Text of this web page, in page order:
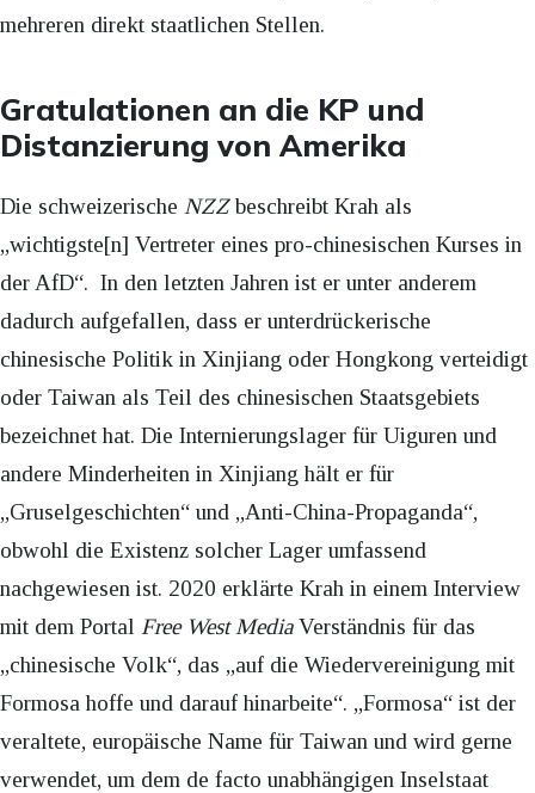
mehreren direkt staatlichen Stellen.
Gratulationen an die KP und
Distanzierung von Amerika
Die schweizerische NZZbeschreibt Krah als
„wichtigste[n] Vertreter eines pro-chinesischen Kurses in
der AfD“. In den letzten Jahren ist er unter anderem
dadurch aufgefallen, dass er unterdrückerische
chinesische Politik in Xinjiang oder Hongkong verteidigt
oder Taiwan als Teil des chinesischen Staatsgebiets
bezeichnet hat. Die Internierungslager für Uiguren und
andere Minderheiten in Xinjiang hält er für
„Gruselgeschichten“ und „Anti-China-Propaganda“,
obwohl die Existenz solcher Lager umfassend
nachgewiesen ist. 2020 erklärte Krah in einem Interview
mit dem Portal Free West MediaVerständnis für das
„chinesische Volk“, das „auf die Wiedervereinigung mit
Formosa hoffe und darauf hinarbeite“. „Formosa“ ist der
veraltete, europäische Name für Taiwan und wird gerne
verwendet, um dem de facto unabhängigen Inselstaat